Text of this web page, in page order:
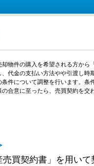
却物件の購入を希望される方から
、代金の支払い方法やや引渡し時
条件について調整を行います。条
の合意に至ったら、売買契約を交
買契約書」を用い